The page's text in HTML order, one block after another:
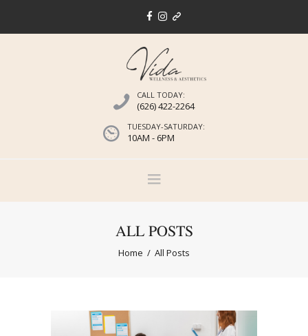
CALL TODAY:
(626) 422-2264
TUESDAY-SATURDAY:
10AM - 6PM
ALL POSTS
Home All Posts